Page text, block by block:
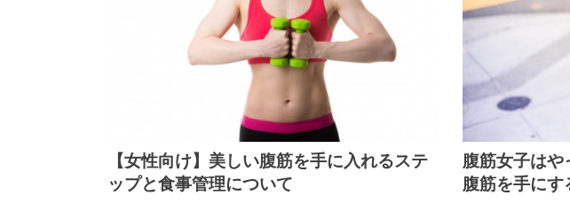
【女性向け】美しい腹筋を手に入れるステ
ップと食事管理について
腹筋女子はや
腹筋を手にす